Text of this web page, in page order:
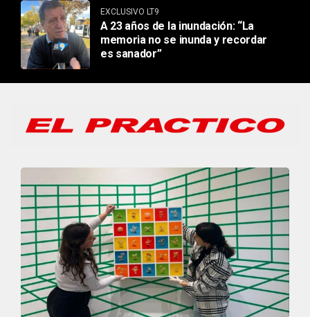
EXCLUSIVO LT9
A 23 años de la inundación: “La
memoria no se inunda y recordar
es sanador”